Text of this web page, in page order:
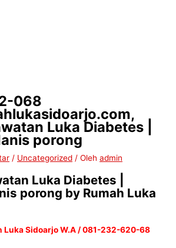
068
Luka Diabetes |
porong
/ Uncategorized / Olehadmin
Luka Diabetes |
porong by Rumah Luka
Luka Sidoarjo W.A / 081-232-620-68